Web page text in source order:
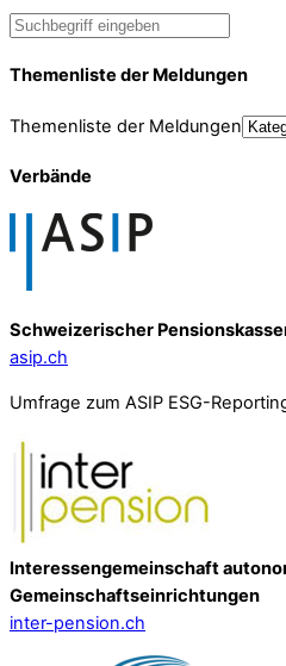
Themenliste der Meldungen
Themenliste der Meldungen
Verbände
Schweizerischer
asip.ch
Umfrage zum ASIP ESG-
Interessengemeinschaft
Gemeinschafts­einrichtungen
inter-pension.ch